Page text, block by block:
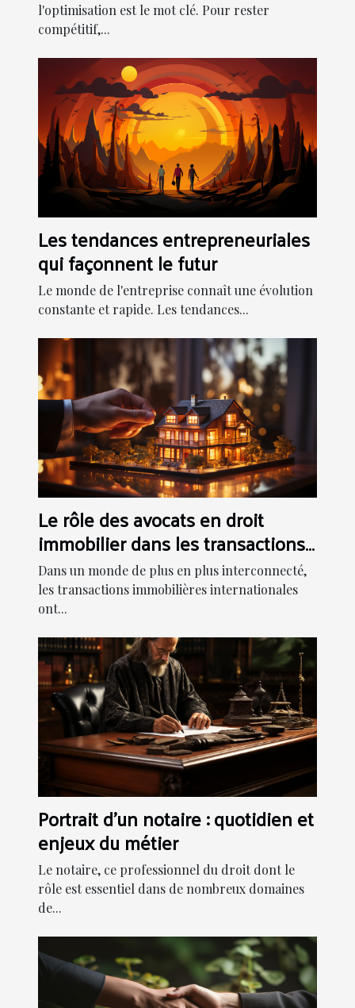
l'optimisation est le mot clé. Pour rester
compétitif,...
Les tendances entrepreneuriales
qui façonnent le futur
Le monde de l'entreprise connaît une évolution
constante et rapide. Les tendances...
Le rôle des avocats en droit
immobilier dans les transactions
internationales
Dans un monde de plus en plus interconnecté,
les transactions immobilières internationales
ont...
Portrait d'un notaire : quotidien et
enjeux du métier
Le notaire, ce professionnel du droit dont le
rôle est essentiel dans de nombreux domaines
de...